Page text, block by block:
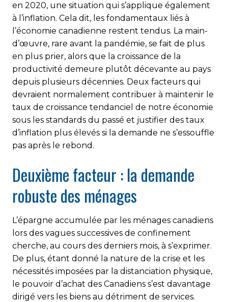
en 2020, une situation qui s’applique également
à l’inflation. Cela dit, les fondamentaux liés à
l’économie canadienne restent tendus. La main-
d’œuvre, rare avant la pandémie, se fait de plus
en plus prier, alors que la croissance de la
productivité demeure plutôt décevante au pays
depuis plusieurs décennies. Deux facteurs qui
devraient normalement contribuer à maintenir le
taux de croissance tendanciel de notre économie
sous les standards du passé et justifier des taux
d’inflation plus élevés si la demande ne s’essouffle
pas après le rebond.
Deuxième facteur : la demande
robuste des ménages
L’épargne accumulée par les ménages canadiens
lors des vagues successives de confinement
cherche, au cours des derniers mois, à s’exprimer.
De plus, étant donné la nature de la crise et les
nécessités imposées par la distanciation physique,
le pouvoir d’achat des Canadiens s’est davantage
dirigé vers les biens au détriment de services.